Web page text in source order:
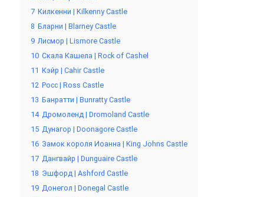
7 Килкенни | Kilkenny Castle
8 Бларни | Blarney Castle
9 Лисмор | Lismore Castle
10 Скала Кашела | Rock of Cashel
11 Кэйр | Cahir Castle
12 Росс | Ross Castle
13 Банратти | Bunratty Castle
14 Дромоленд | Dromoland Castle
15 Дунагор | Doonagore Castle
16 Замок короля Иоанна | King Johns Castle
17 Дангвайр | Dunguaire Castle
18 Эшфорд | Ashford Castle
19 Донегол | Donegal Castle